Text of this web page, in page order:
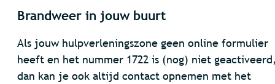
Brandweer in jouw buurt
Als jouw hulpverleningszone geen online formulier
heeft en het nummer 1722 is (nog) niet
dan kan je ook altijd contact opnemen met het